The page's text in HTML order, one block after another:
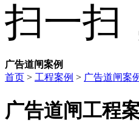
扫一扫
广告道闸案例
首页 > 工程案例 > 广告道闸案
广告道闸工程